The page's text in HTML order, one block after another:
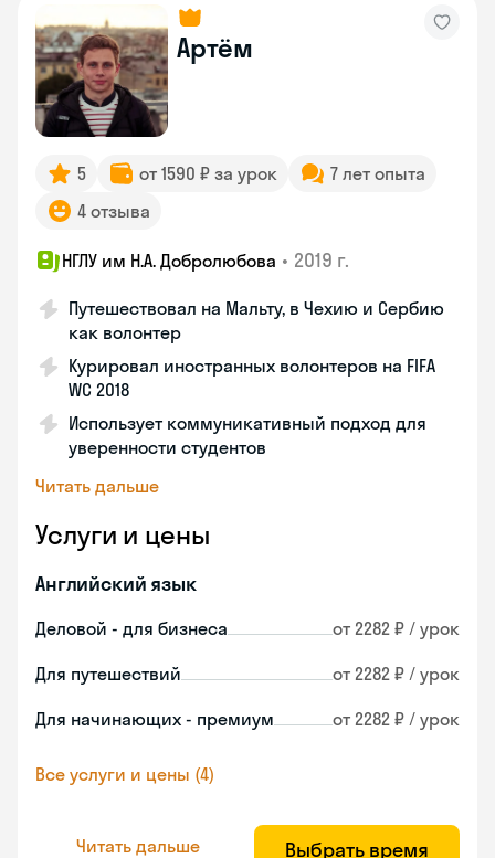
Артём
5 от 1590 ₽ за урок
7 лет опыта
4 отзыва
НГЛУ им Н.А. Добролюбова • 2019 г.
Путешествовал на Мальту, в Чехию и Сербию
как волонтер
Курировал иностранных волонтеров на FIFA
WC 2018
Использует коммуникативный подход для
уверенности студентов
Читать дальше
Услуги и цены
Английский язык
Деловой - для бизнеса от 2282 ₽ / урок
Для путешествий от 2282 ₽ / урок
Для начинающих - премиум от 2282 ₽ / урок
Все услуги и цены (4)
Читать дальше Выбрать время